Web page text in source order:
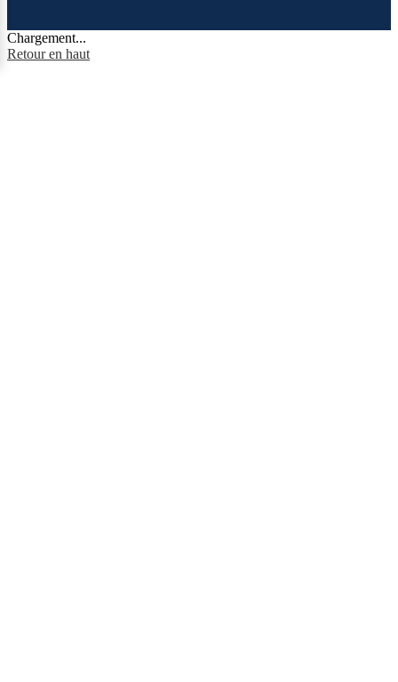
Chargement...
Retour en haut